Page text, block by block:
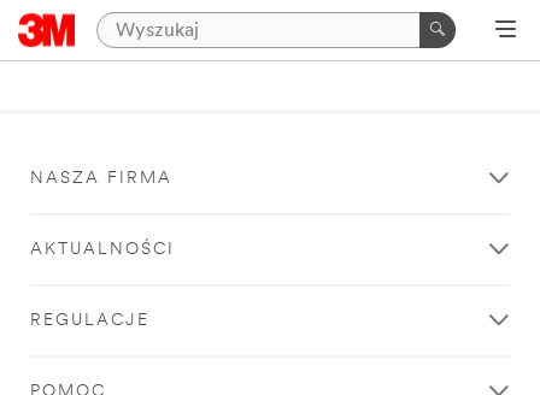
NASZA FIRMA
AKTUALNOŚCI
REGULACJE